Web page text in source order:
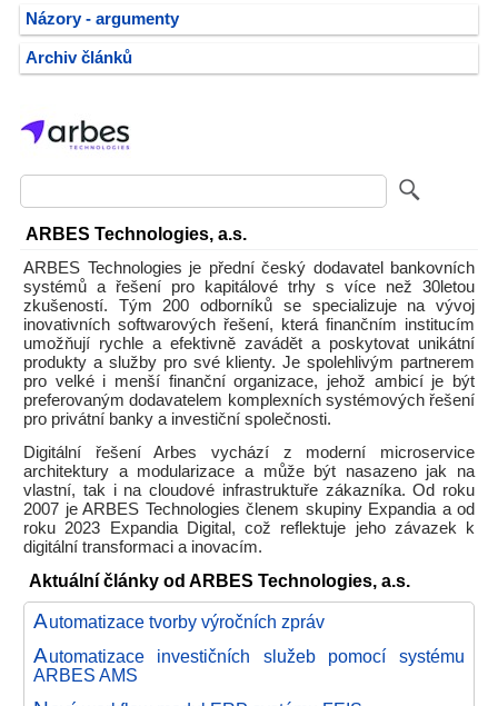
Názory - argumenty
Archiv článků
ARBES Technologies, a.s.
ARBES Technologies je přední český dodavatel bankovních
systémů a řešení pro kapitálové trhy s více než 30letou
zkušeností. Tým 200 odborníků se specializuje na vývoj
inovativních softwarových řešení, která finančním institucím
umožňují rychle a efektivně zavádět a poskytovat unikátní
produkty a služby pro své klienty. Je spolehlivým partnerem
pro velké i menší finanční organizace, jehož ambicí je být
preferovaným dodavatelem komplexních systémových řešení
pro privátní banky a investiční společnosti.
Digitální řešení Arbes vychází z moderní microservice
architektury a modularizace a může být nasazeno jak na
vlastní, tak i na cloudové infrastruktuře zákazníka. Od roku
2007 je ARBES Technologies členem skupiny Expandia a od
roku 2023 Expandia Digital, což reflektuje jeho závazek k
digitální transformaci a inovacím.
Aktuální články od ARBES Technologies, a.s.
Automatizace tvorby výročních zpráv
Automatizace investičních služeb pomocí systému
ARBES AMS